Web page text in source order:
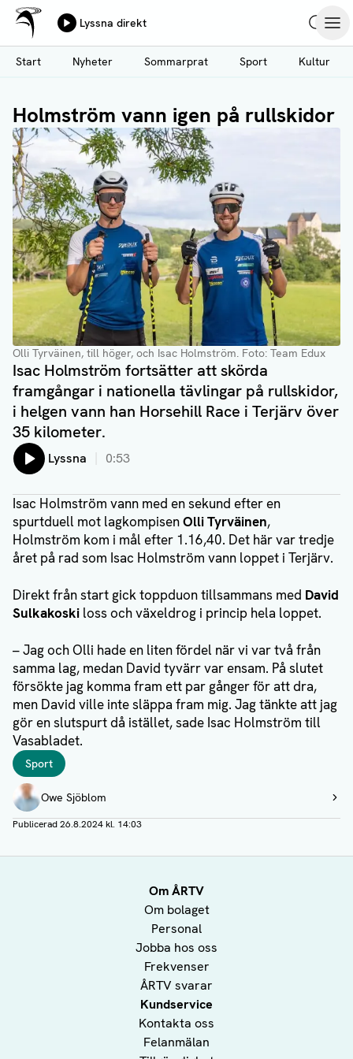
Hoppa
till
huvudinnehåll
Ålands Radio & TV
Lyssna direkt
Start
Nyheter Sommarprat Sport Kultur
Holmström vann igen på rullskidor
Olli Tyrväinen, till höger, och Isac Holmström. Foto: Team Edux
Isac Holmström fortsätter att skörda
framgångar i nationella tävlingar på rullskidor,
i helgen vann han Horsehill Race i Terjärv över
35 kilometer.
Lyssna 0:53
Isac Holmström vann med en sekund efter en
spurtduell mot lagkompisenOlli Tyrväinen,
Holmström kom i mål efter 1.16,40. Det här var tredje
året på rad som Isac Holmström vann loppet i Terjärv.
Direkt från start gick toppduon tillsammans med David
Sulkakoski loss och växeldrog i princip hela loppet.
– Jag och Olli hade en liten fördel när vi var två från
samma lag, medan David tyvärr var ensam. På slutet
försökte jag komma fram ett par gånger för att dra,
men David ville inte släppa fram mig. Jag tänkte att jag
gör en slutspurt då istället, sade Isac Holmström till
Vasabladet.
Taggar
Sport
Författare
Owe Sjöblom
Visa profil
Publicerad26.8.2024 kl. 14:03
Om ÅRTV
Om bolaget
Personal
Jobba hos oss
Frekvenser
ÅRTV svarar
Kundservice
Kontakta oss
Felanmälan